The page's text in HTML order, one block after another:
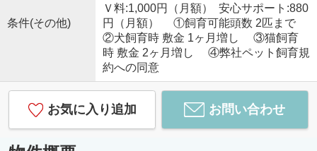
条件(その他)
Ｖ料:1,000円（月額） 安心サポート:880
円（月額） ①飼育可能頭数 2匹まで
②犬飼育時 敷金 1ヶ月増し ③猫飼育
時 敷金 2ヶ月増し ④弊社ペット飼育規
約への同意
お気に入り追加 お問い合わせ